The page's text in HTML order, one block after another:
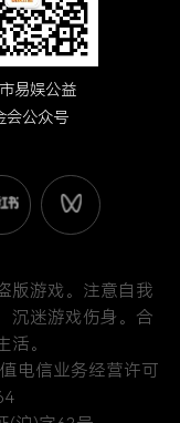
易娱公益
会公众号
版游戏。注意自我
沉迷游戏伤身。合
活。
值电信业务经营许可